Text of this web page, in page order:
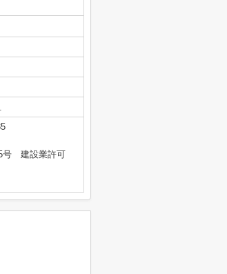
号 建設業許可